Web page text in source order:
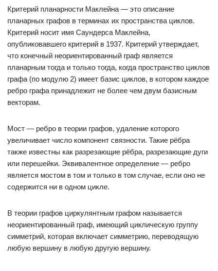
Критерий планарности Маклейна — это описание
планарных графов в терминах их пространства циклов.
Критерий носит имя Саундерса Маклейна,
опубликовавшего критерий в 1937. Критерий утверждает,
что конечный неориентированный граф является
планарным тогда и только тогда, когда пространство циклов
графа (по модулю 2) имеет базис циклов, в котором каждое
ребро графа принадлежит не более чем двум базисным
векторам.
Мост — ребро в теории графов, удаление которого
увеличивает число компонент связности. Такие рёбра
также известны как разрезающие рёбра, разрезающие дуги
или перешейки. Эквивалентное определение — ребро
является мостом в том и только в том случае, если оно не
содержится ни в одном цикле.
В теории графов циркулянтным графом называется
неориентированный граф, имеющий циклическую группу
симметрий, которая включает симметрию, переводящую
любую вершину в любую другую вершину.